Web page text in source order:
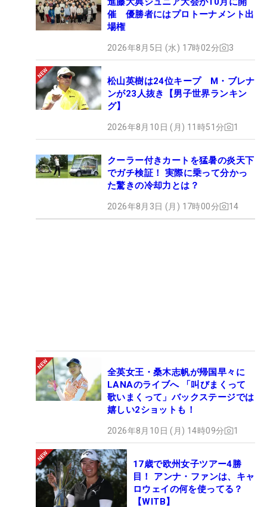
催 優勝者にはプロトーナメント出
場権
2026年8月5日 (水) 17時02分 3
松山英樹は24位キープ M・ブレナ
ンが23人抜き【男子世界ランキン
グ】
2026年8月10日 (月) 11時51分 1
クーラー付きカートを猛暑の炎天下
でガチ検証！ 実際に乗って分かっ
た驚きの冷却力とは？
2026年8月3日 (月) 17時00分 14
全英女王・桑木志帆が帰国早々に
LANAのライブへ 「叫びまくって
歌いまくって」バックステージでは
嬉しい2ショットも！
2026年8月10日 (月) 14時09分 1
17歳で欧州女子ツアー4勝
目！ アンナ・ファンは、キャ
ロウェイの何を使ってる？
【WITB】